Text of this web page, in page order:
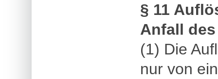
§ 11
Anfall
(1) Die
nur von